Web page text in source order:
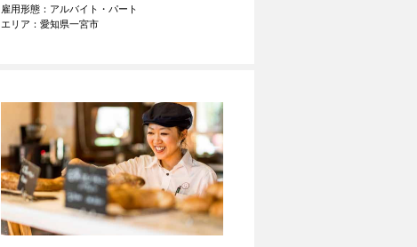
雇用形態：アルバイト・パート
エリア：愛知県一宮市